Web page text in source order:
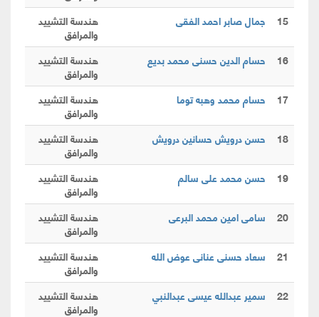
15
جمال صابر احمد الفقى هندسة التشييد
والمرافق
16
حسام الدين حسنى محمد بديع هندسة التشييد
والمرافق
17
حسام محمد وهبه توما هندسة التشييد
والمرافق
18
حسن درويش حسانين درويش هندسة التشييد
والمرافق
19
حسن محمد على سالم هندسة التشييد
والمرافق
20
سامى امين محمد البرعى هندسة التشييد
والمرافق
21
سعاد حسنى عنانى عوض الله هندسة التشييد
والمرافق
22
سمير عبدالله عيسى عبدالنبي هندسة التشييد
والمرافق